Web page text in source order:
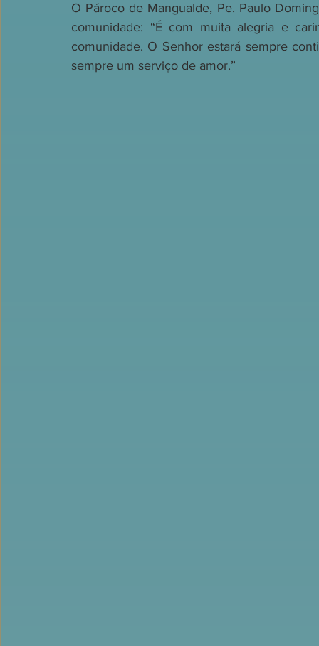
O Pároco de Mangualde, Pe. Paulo
comunidade: “É com muita alegria e
comunidade. O Senhor estará sempre
sempre um serviço de amor.”